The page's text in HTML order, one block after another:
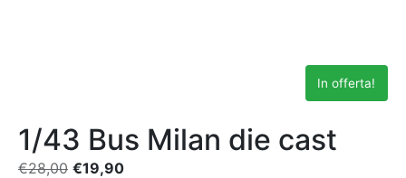
In offerta!
1/43 Bus Milan die cast
€28,00 €19,90